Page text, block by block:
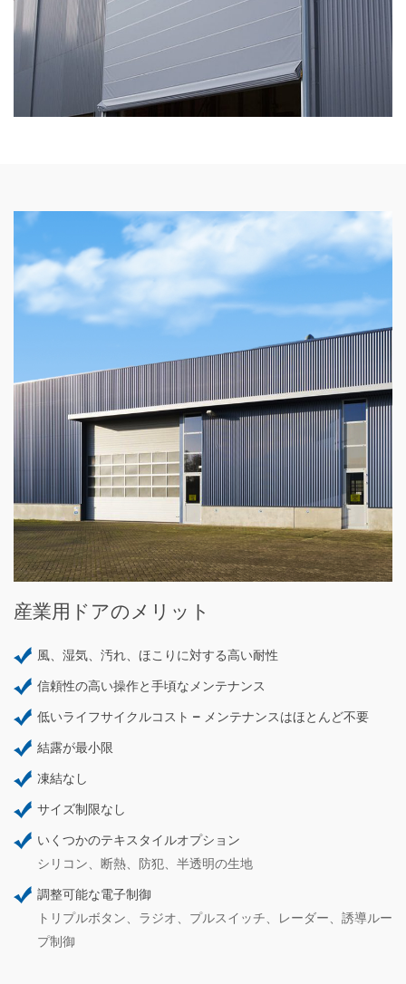
産業用ドアのメリット
風、湿気、汚れ、ほこりに対する高い耐性
信頼性の高い操作と手頃なメンテナンス
低いライフサイクルコスト – メンテナンスはほとんど不要
結露が最小限
凍結なし
サイズ制限なし
いくつかのテキスタイルオプション
シリコン、断熱、防犯、半透明の生地
調整可能な電子制御
トリプルボタン、ラジオ、プルスイッチ、レーダー、誘導ルー
プ制御